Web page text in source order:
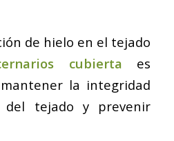
de hielo en el tejado
cubierta es
la integridad
tejado y prevenir